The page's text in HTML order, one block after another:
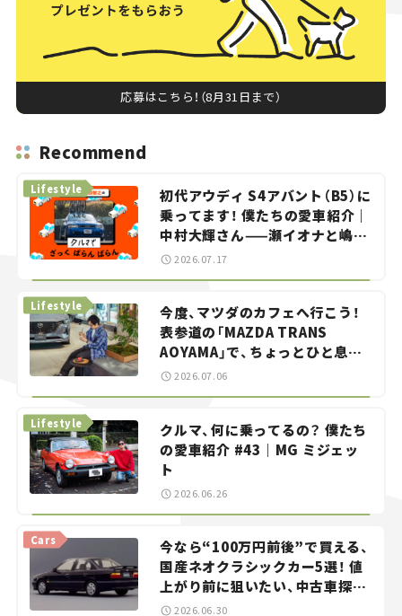
応募はこちら！（8月31日まで）
Recommend
初代アウディ S4アバント（B5）に
乗ってます！ 僕たちの愛車紹介｜
中村大輝さん——瀬イオナと嶋田
智之の「クルマでざっくばらんば
Lifestyle
2026.07.17
今度、マツダのカフェへ行こう！
表参道の「MAZDA TRANS
AOYAMA」で、ちょっとひと息。
——連載｜CCGとクルマでどうす
Lifestyle
2026.07.06
クルマ、何に乗ってるの？ 僕たち
の愛車紹介 #43｜MG ミジェッ
ト
Lifestyle
2026.06.26
今なら“100万円前後”で買える、
国産ネオクラシックカー5選！ 値
上がり前に狙いたい、中古車探し
をお手伝い――ちょっとイケてるマ
Cars
2026.06.30